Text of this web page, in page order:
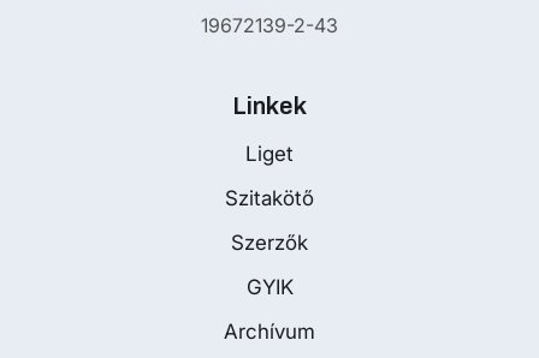
19672139-2-43
Linkek
Liget
Szitakötő
Szerzők
GYIK
Archívum